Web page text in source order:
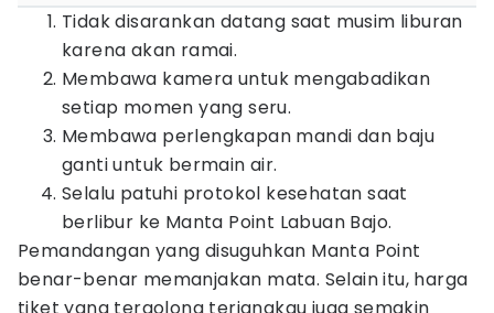
Tidak disarankan datang saat musim liburan
karena akan ramai.
Membawa kamera untuk mengabadikan
setiap momen yang seru.
Membawa perlengkapan mandi dan baju
ganti untuk bermain air.
Selalu patuhi protokol kesehatan saat
berlibur ke Manta Point Labuan Bajo.
Pemandangan yang disuguhkan Manta Point
benar-benar memanjakan mata. Selain itu, harga